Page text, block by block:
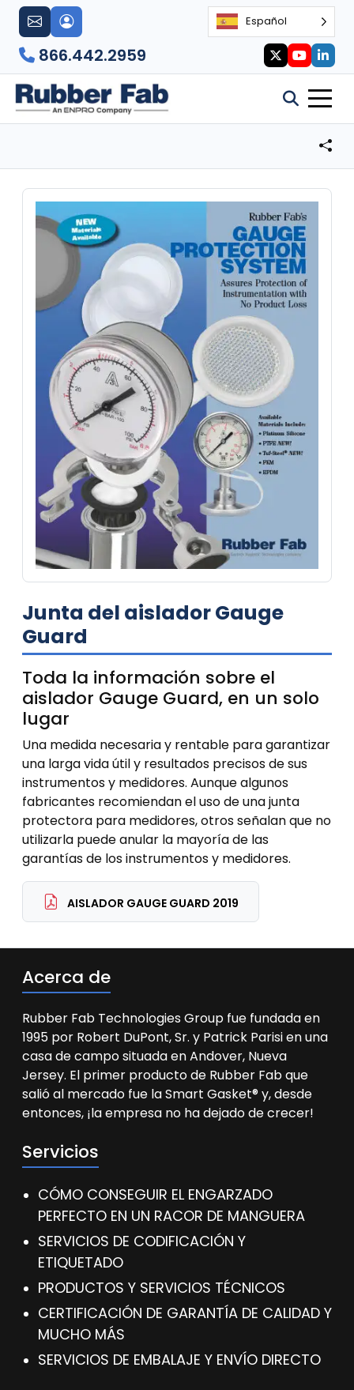
Español
866.442.2959
Junta del aislador Gauge
Guard
Toda la información sobre el
aislador Gauge Guard, en un solo
lugar
Una medida necesaria y rentable para garantizar
una larga vida útil y resultados precisos de sus
instrumentos y medidores. Aunque algunos
fabricantes recomiendan el uso de una junta
protectora para medidores, otros señalan que no
utilizarla puede anular la mayoría de las
garantías de los instrumentos y medidores.
AISLADOR GAUGE GUARD 2019
Acerca de
Rubber Fab Technologies Group fue fundada en
1995 por Robert DuPont, Sr. y Patrick Parisi en una
casa de campo situada en Andover, Nueva
Jersey. El primer producto de Rubber Fab que
salió al mercado fue la Smart Gasket® y, desde
entonces, ¡la empresa no ha dejado de crecer!
Servicios
CÓMO CONSEGUIR EL ENGARZADO
PERFECTO EN UN RACOR DE MANGUERA
SERVICIOS DE CODIFICACIÓN Y
ETIQUETADO
PRODUCTOS Y SERVICIOS TÉCNICOS
CERTIFICACIÓN DE GARANTÍA DE CALIDAD Y
MUCHO MÁS
SERVICIOS DE EMBALAJE Y ENVÍO DIRECTO